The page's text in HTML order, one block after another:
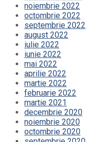
noiembrie 2022
octombrie 2022
septembrie 2022
august 2022
iulie 2022
iunie 2022
mai 2022
aprilie 2022
martie 2022
februarie 2022
martie 2021
decembrie 2020
noiembrie 2020
octombrie 2020